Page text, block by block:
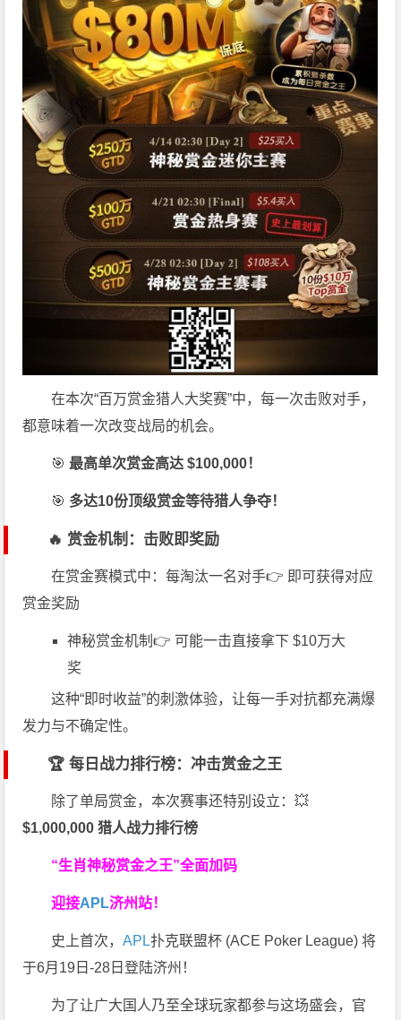
在本次“百万赏金猎人大奖赛”中，每一次击败对手，
都意味着一次改变战局的机会。
🎯最高单次赏金高达 $100,000！
🎯 多达10份顶级赏金等待猎人争夺！
🔥 赏金机制：击败即奖励
在赏金赛模式中：每淘汰一名对手👉 即可获得对应
赏金奖励
神秘赏金机制👉 可能一击直接拿下 $10万大
奖
这种“即时收益”的刺激体验，让每一手对抗都充满爆
发力与不确定性。
🏆 每日战力排行榜：冲击赏金之王
除了单局赏金，本次赛事还特别设立：💥
$1,000,000 猎人战力排行榜
“生肖神秘赏金之王”全面加码
迎接APL济州站！
史上首次，APL扑克联盟杯 (ACE Poker League) 将
于6月19日-28日登陆济州！
为了让广大国人乃至全球玩家都参与这场盛会，官